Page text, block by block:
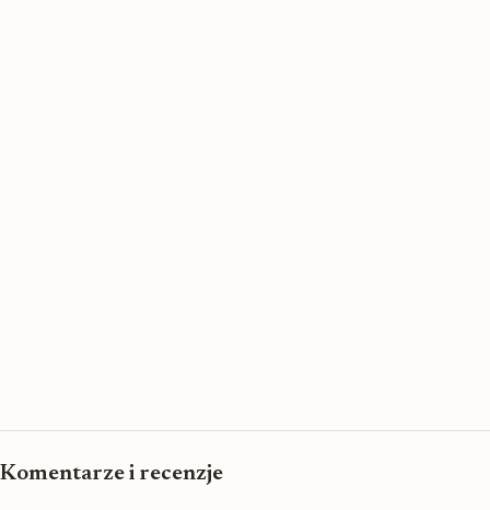
Komentarze i recenzje